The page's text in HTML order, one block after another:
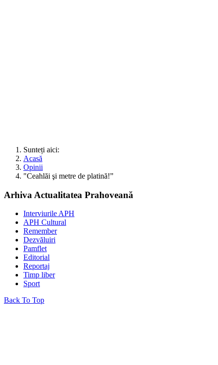
Sunteți aici:
Acasă
Opinii
"Ceahlăi şi metre de platină!”
Arhiva Actualitatea Prahoveană
Interviurile APH
APH Cultural
Remember
Dezvăluiri
Pamflet
Editorial
Reportaj
Timp liber
Sport
Back To Top